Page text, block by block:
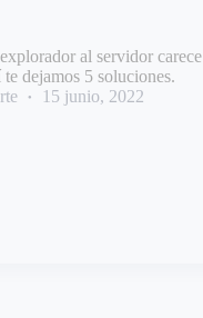
al servidor carece
dejamos 5 soluciones.
15 junio, 2022